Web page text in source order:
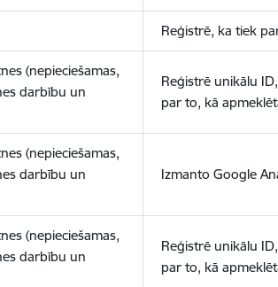
Reģistrē, ka tiek
(nepieciešamas,
darbību un
Reģistrē unikālu
par to, kā
(nepieciešamas,
darbību un
Izmanto Google
(nepieciešamas,
darbību un
Reģistrē unikālu
par to, kā